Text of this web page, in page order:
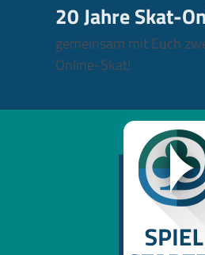
20 Jahre Skat-
gemeinsam mit Euch
Online-Skat!